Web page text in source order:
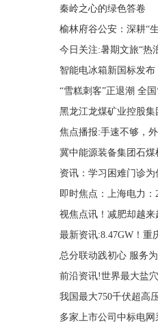
秦岭之心的绿色答卷
榆林府谷公安：深耕“
今日关注:暑期文旅“热
智能电冰箱新国标发
“雪糕刺客”正退潮 全
黑龙江龙煤矿业控股
焦点播报:手速不够，
冀中能源装备集团石
资讯：学习困难门诊
即时焦点：上海电力：
视焦点讯！减肥却越来
最新资讯:8.47GW！重
总分联动践初心 服务
前沿资讯!世界最大盐
我国最大750千伏超高
多家上市公司中标电